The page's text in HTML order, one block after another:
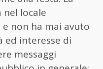
locale
non ha mai avuto
ed interesse di
messaggi